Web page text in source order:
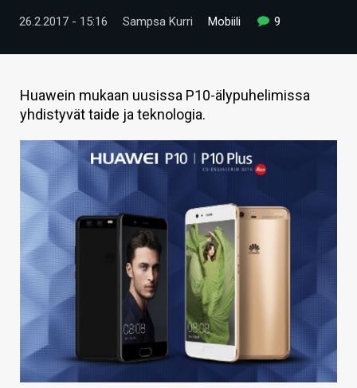
TIETOA
HINTA.FI
KAUPPA
VAIHDA TEEMA
HAKU
26.2.2017 - 15:16 Sampsa Kurri Mobiili 9
Huawein mukaan uusissa P10-älypuhelimissa
yhdistyvät taide ja teknologia.